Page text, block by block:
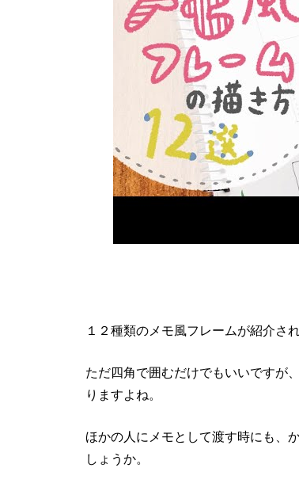
１２種類のメモ風フレームが紹介され
ただ四角で囲むだけでもいいですが
りますよね。
ほかの人にメモとして渡す時にも、
しょうか。